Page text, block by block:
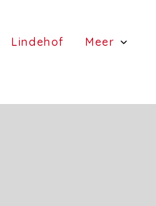
Lindehof (Lindehof)
Meer